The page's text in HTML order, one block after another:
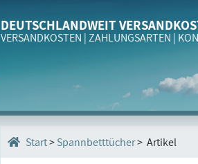
DEUTSCHLANDWEIT
VERSANDKOSTEN |ZAHLUNGSARTEN |
Start>Spannbetttücher> Artikel